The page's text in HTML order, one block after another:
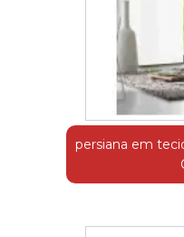
persiana em